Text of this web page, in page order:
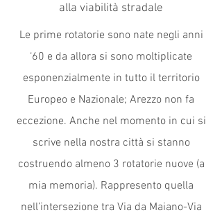
alla viabilità stradale
Le prime rotatorie sono nate negli anni
‘60 e da allora si sono moltiplicate
esponenzialmente in tutto il territorio
Europeo e Nazionale; Arezzo non fa
eccezione. Anche nel momento in cui si
scrive nella nostra città si stanno
costruendo almeno 3 rotatorie nuove (a
mia memoria). Rappresento quella
nell’intersezione tra Via da Maiano-Via